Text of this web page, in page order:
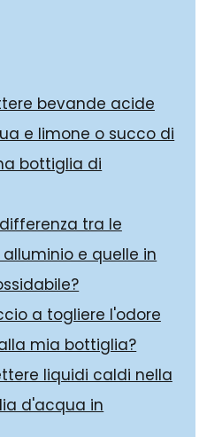
bevande acide
e limone o succo di
bottiglia di
tra le
e quelle in
a togliere l'odore
mia bottiglia?
liquidi caldi nella
d'acqua in